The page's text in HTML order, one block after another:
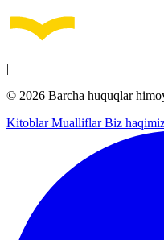
|
© 2026 Barcha huquqlar
KitoblarMualliflarBiz